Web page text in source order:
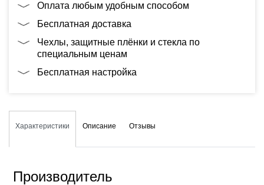
Оплата любым удобным способом
Бесплатная доставка
Чехлы, защитные плёнки и стекла по
специальным ценам
Бесплатная настройка
Описание
Характеристики Отзывы
Производитель